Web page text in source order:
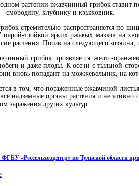
растении ржавчинный грибок ставит
– смородину, клубнику и крыжовник.
стремительно распространяется по
парой-тройкой ярких ржавых мазков на
растения. Попав на следующего
грибок проявляется желто-
и даже плоды. К осени с тыльной
вновь попадают на можжевельник, на
в том, что пораженные ржавчиной
все надземные органы растения и
заражения других культур.
«Россельхозцентр» по Тульской области